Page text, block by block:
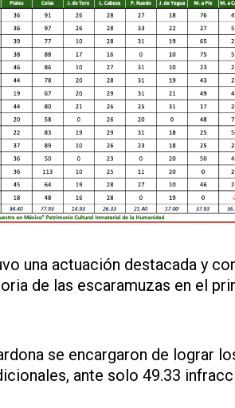
una actuación destacada y
de las escaramuzas en el
se encargaron de lograr
ante solo 49.33